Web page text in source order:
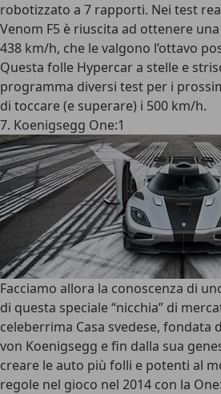
robotizzato a 7 rapporti. Nei test
Venom F5 è riuscita ad ottenere
438 km/h, che le valgono l’ottavo
Questa folle Hypercar a stelle e
programma diversi test per i
di toccare (e superare) i 500 km/h.
7. Koenigsegg One:1
Facciamo allora la conoscenza di
di questa speciale “nicchia” di
celeberrima Casa svedese, fondata
von Koenigsegg e fin dalla sua
creare le auto più folli e potenti al
regole nel gioco nel 2014 con la